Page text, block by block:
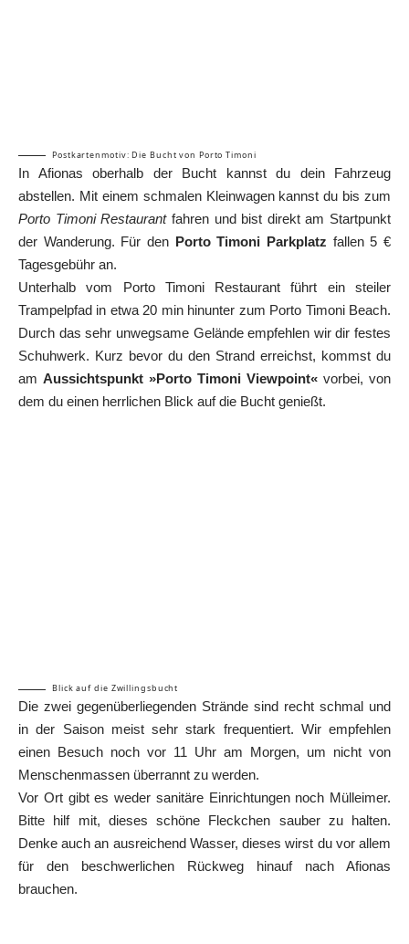
Postkartenmotiv: Die Bucht von Porto Timoni
In Afionas oberhalb der Bucht kannst du dein Fahrzeug
abstellen. Mit einem schmalen Kleinwagen kannst du bis zum
Porto Timoni Restaurantfahren und bist direkt am Startpunkt
der Wanderung. Für den Porto Timoni Parkplatz fallen 5 €
Tagesgebühr an.
Unterhalb vom Porto Timoni Restaurant führt ein steiler
Trampelpfad in etwa 20 min hinunter zum Porto Timoni Beach.
Durch das sehr unwegsame Gelände empfehlen wir dir festes
Schuhwerk. Kurz bevor du den Strand erreichst, kommst du
am Aussichtspunkt »Porto Timoni Viewpoint« vorbei, von
dem du einen herrlichen Blick auf die Bucht genießt.
Blick auf die Zwillingsbucht
Die zwei gegenüberliegenden Strände sind recht schmal und
in der Saison meist sehr stark frequentiert. Wir empfehlen
einen Besuch noch vor 11 Uhr am Morgen, um nicht von
Menschenmassen überrannt zu werden.
Vor Ort gibt es weder sanitäre Einrichtungen noch Mülleimer.
Bitte hilf mit, dieses schöne Fleckchen sauber zu halten.
Denke auch an ausreichend Wasser, dieses wirst du vor allem
für den beschwerlichen Rückweg hinauf nach Afionas
brauchen.